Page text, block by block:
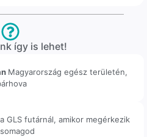
így is lehet!
Magyarország egész területén,
a GLS futárnál, amikor megérkezik